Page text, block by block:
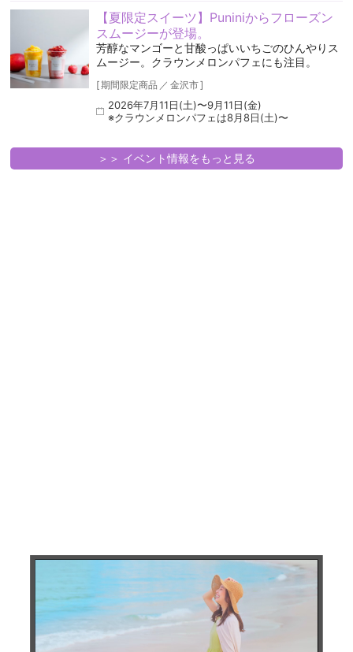
【夏限定スイーツ】Puniniからフローズン
スムージーが登場。
芳醇なマンゴーと甘酸っぱいいちごのひんやりス
ムージー。クラウンメロンパフェにも注目。
[期間限定商品 ／ 金沢市]
2026年7月11日(土)〜9月11日(金)
※クラウンメロンパフェは8月8日(土)〜
＞＞ イベント情報をもっと見る